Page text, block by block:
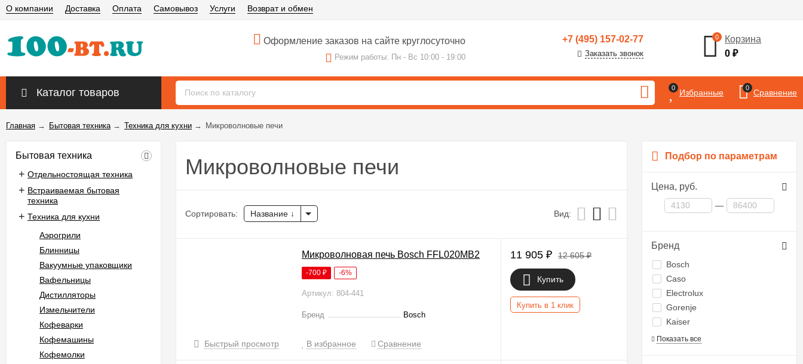
О компании Доставка Оплата Самовывоз Услуги Возврат и обмен
Оформление заказов на сайте круглосуточно
Режим работы: Пн - Вс 10:00 - 19:00
+7 (495) 157-02-77
Заказать звонок
0
Корзина
0₽
Каталог товаров 0 Избранные 0 Сравнение
Главная → Бытовая техника→ Техника для кухни → Микроволновые печи
Подбор по параметрам
Цена, руб.
—
Бренд
Bosch
Caso
Electrolux
Gorenje
Kaiser
Показать все
Бытовая техника
Отдельностоящая техника
Встраиваемая бытовая
техника
Техника для кухни
Аэрогрили
Блинницы
Вакуумные упаковщики
Вафельницы
Дистилляторы
Измельчители
Кофеварки
Кофемашины
Кофемолки
Микроволновые печи
Сортировать: Название Вид:
Микроволновая печь Bosch FFL020MB2
-700 ₽ -6%
Артикул: 804-441
Бренд Bosch
11 905 ₽ 12 605₽
Купить
Купить в 1 клик
Быстрый просмотр В избранное Сравнение